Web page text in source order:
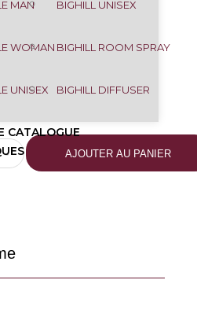
MAN
WOMAN
UNISEX
BIGHILL UNISEX
BIGHILL ROOM SPRAY
BIGHILL DIFFUSER
CATALOGUE
fruitée de la
et de la poire
de fleurs et
des notes de
et d’épices.
et le musc
- AJOUTER AU PANIER